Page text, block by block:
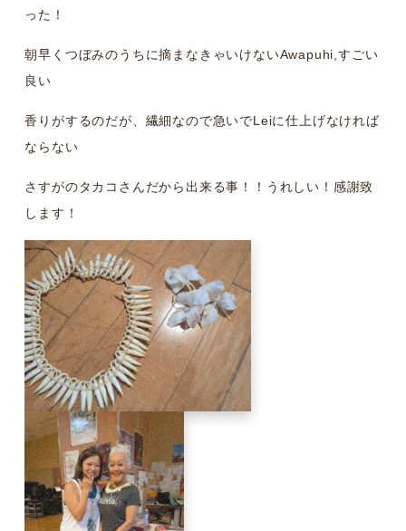
った！
朝早くつぼみのうちに摘まなきゃいけないAwapuhi,すごい
良い
香りがするのだが、繊細なので急いでLeiに仕上げなければ
ならない
さすがのタカコさんだから出来る事！！うれしい！感謝致
します！